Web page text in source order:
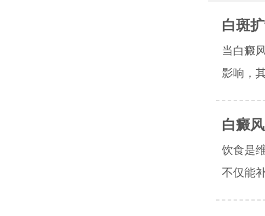
白斑
当白癜
影响，
白癜
饮食是
不仅能